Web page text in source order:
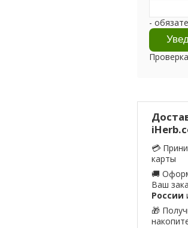
-
💳
карты
🚚
Ваш
России
🎁